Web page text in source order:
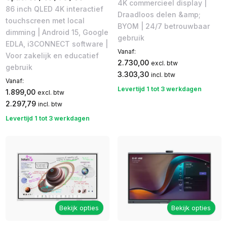
86 inch QLED 4K interactief
touchscreen met local
dimming | Android 15, Google
EDLA, i3CONNECT software |
Voor zakelijk en educatief
gebruik
Vanaf:
1.899,00 excl. btw
2.297,79 incl. btw
Levertijd 1 tot 3 werkdagen
4K commercieel display |
Draadloos delen &amp;
BYOM | 24/7 betrouwbaar
gebruik
Vanaf:
2.730,00 excl. btw
3.303,30 incl. btw
Levertijd 1 tot 3 werkdagen
Bekijk opties Bekijk opties